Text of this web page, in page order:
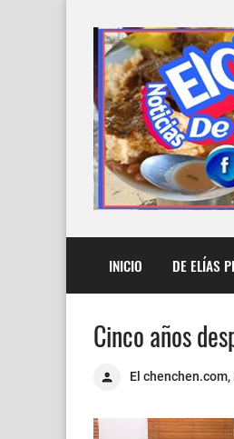
INICIO DE ELÍAS
Cinco años
El